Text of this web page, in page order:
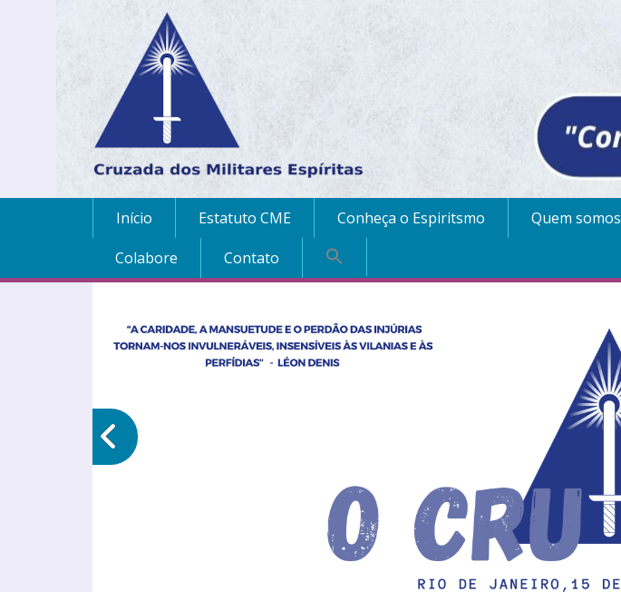
Início Estatuto CME Conheça o Espiritsmo Quem somos
Colabore
Contato